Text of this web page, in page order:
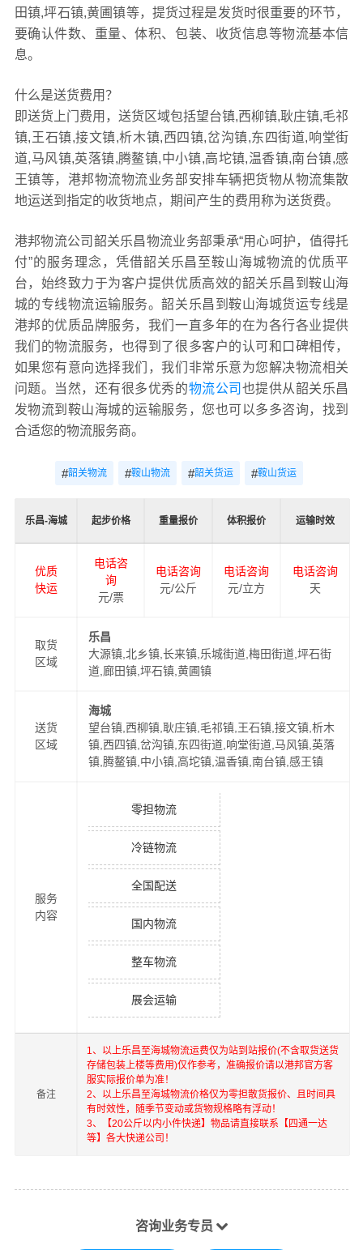
田镇,坪石镇,黄圃镇等，提货过程是发货时很重要的环节，
要确认件数、重量、体积、包装、收货信息等物流基本信
息。
什么是送货费用？
即送货上门费用，送货区域包括望台镇,西柳镇,耿庄镇,毛祁
镇,王石镇,接文镇,析木镇,西四镇,岔沟镇,东四街道,响堂街
道,马风镇,英落镇,腾鳌镇,中小镇,高坨镇,温香镇,南台镇,感
王镇等，港邦物流物流业务部安排车辆把货物从物流集散
地运送到指定的收货地点，期间产生的费用称为送货费。
港邦物流公司韶关乐昌物流业务部秉承“用心呵护，值得托
付”的服务理念，凭借韶关乐昌至鞍山海城物流的优质平
台，始终致力于为客户提供优质高效的韶关乐昌到鞍山海
城的专线物流运输服务。韶关乐昌到鞍山海城货运专线是
港邦的优质品牌服务，我们一直多年的在为各行各业提供
我们的物流服务，也得到了很多客户的认可和口碑相传，
如果您有意向选择我们，我们非常乐意为您解决物流相关
问题。当然，还有很多优秀的物流公司 也提供从韶关乐昌
发物流到鞍山海城的运输服务，您也可以多多咨询，找到
合适您的物流服务商。
#韶关物流 #鞍山物流 #韶关货运 #鞍山货运
乐昌-海城 起步价格 重量报价 体积报价 运输时效
优质
快运
电话咨
询
元/票
电话咨询
元/公斤
电话咨询
元/立方
电话咨询
天
取货
区域
乐昌
大源镇,北乡镇,长来镇,乐城街道,梅田街道,坪石街
道,廊田镇,坪石镇,黄圃镇
送货
区域
海城
望台镇,西柳镇,耿庄镇,毛祁镇,王石镇,接文镇,析木
镇,西四镇,岔沟镇,东四街道,响堂街道,马风镇,英落
镇,腾鳌镇,中小镇,高坨镇,温香镇,南台镇,感王镇
服务
内容
零担物流
冷链物流
全国配送
国内物流
整车物流
展会运输
备注
1、以上乐昌至海城物流运费仅为站到站报价(不含取货送货
存储包装上楼等费用)仅作参考，准确报价请以港邦官方客
服实际报价单为准！
2、以上乐昌至海城物流价格仅为零担散货报价、且时间具
有时效性，随季节变动或货物规格略有浮动！
3、【20公斤以内小件快递】物品请直接联系【四通一达
等】各大快递公司！
咨询业务专员